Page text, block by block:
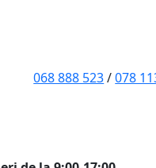
068 888 523/078